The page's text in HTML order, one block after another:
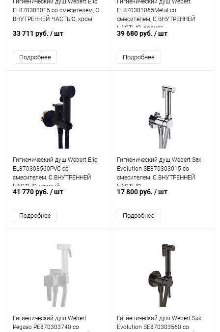
Гигиенический душ Webert Elio
EL870302015 со смесителем, С
ВНУТРЕННЕЙ ЧАСТЬЮ, хром
33 711 руб. / шт
Подробнее
Гигиенический душ Webert
EL870301065Metal со
смесителем, С ВНУТРЕННЕЙ
ЧАСТЬЮ, бронза
39 680 руб. / шт
Подробнее
Гигиенический душ Webert Elio
EL870303560PVC со
смесителем, С ВНУТРЕННЕЙ
ЧАСТЬЮ, черный
41 770 руб. / шт
Подробнее
Гигиенический душ Webert Sax
Evolution SE870303015 со
смесителем, С ВНУТРЕННЕЙ
ЧАСТЬЮ
17 800 руб. / шт
Подробнее
Гигиенический душ Webert
Pegaso PE870303740 со
Гигиенический душ Webert Sax
Evolution SE870303560 со